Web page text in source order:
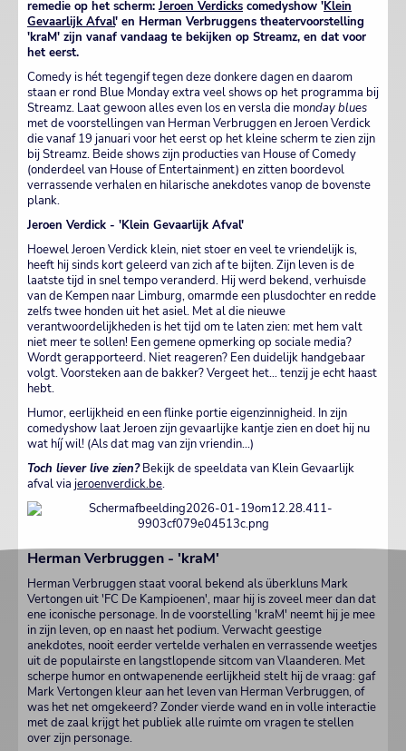
remedie op het scherm: Jeroen Verdicks comedyshow 'Klein
Gevaarlijk Afval' en Herman Verbruggens theatervoorstelling
'kraM' zijn vanaf vandaag te bekijken op Streamz, en dat voor
het eerst.
Comedy is hét tegengif tegen deze donkere dagen en daarom
staan er rond Blue Monday extra veel shows op het programma bij
Streamz. Laat gewoon alles even los en versla die monday blues
met de voorstellingen van Herman Verbruggen en Jeroen Verdick
die vanaf 19 januari voor het eerst op het kleine scherm te zien zijn
bij Streamz. Beide shows zijn producties van House of Comedy
(onderdeel van House of Entertainment) en zitten boordevol
verrassende verhalen en hilarische anekdotes vanop de bovenste
plank.
Jeroen Verdick - 'Klein Gevaarlijk Afval'
Hoewel Jeroen Verdick klein, niet stoer en veel te vriendelijk is,
heeft hij sinds kort geleerd van zich af te bijten. Zijn leven is de
laatste tijd in snel tempo veranderd. Hij werd bekend, verhuisde
van de Kempen naar Limburg, omarmde een plusdochter en redde
zelfs twee honden uit het asiel. Met al die nieuwe
verantwoordelijkheden is het tijd om te laten zien: met hem valt
niet meer te sollen! Een gemene opmerking op sociale media?
Wordt gerapporteerd. Niet reageren? Een duidelijk handgebaar
volgt. Voorsteken aan de bakker? Vergeet het… tenzij je echt haast
hebt.
Humor, eerlijkheid en een flinke portie eigenzinnigheid. In zijn
comedyshow laat Jeroen zijn gevaarlijke kantje zien en doet hij nu
wat híj wil! (Als dat mag van zijn vriendin...)
Toch liever live zien?Bekijk de speeldata van Klein Gevaarlijk
afval via jeroenverdick.be.
Herman Verbruggen - 'kraM'
Herman Verbruggen staat vooral bekend als überkluns Mark
Vertongen uit 'FC De Kampioenen', maar hij is zoveel meer dan dat
ene iconische personage. In de voorstelling 'kraM' neemt hij je mee
in zijn leven, op en naast het podium. Verwacht geestige
anekdotes, nooit eerder vertelde verhalen en verrassende weetjes
uit de populairste en langstlopende sitcom van Vlaanderen. Met
scherpe humor en ontwapenende eerlijkheid stelt hij de vraag: gaf
Mark Vertongen kleur aan het leven van Herman Verbruggen, of
was het net omgekeerd? Zonder vierde wand en in volle interactie
met de zaal krijgt het publiek alle ruimte om vragen te stellen
over zijn personage.